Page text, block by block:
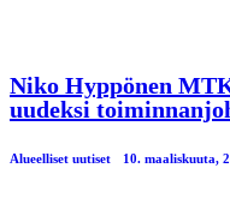
Niko Hyppönen
uudeksi
Alueelliset uutiset 10. maaliskuuta,